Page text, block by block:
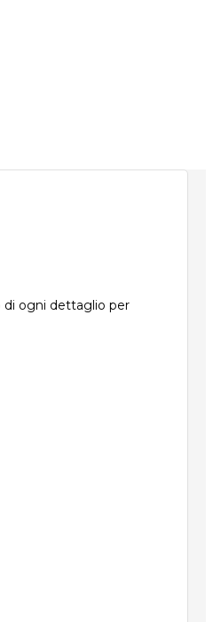
di ogni dettaglio per